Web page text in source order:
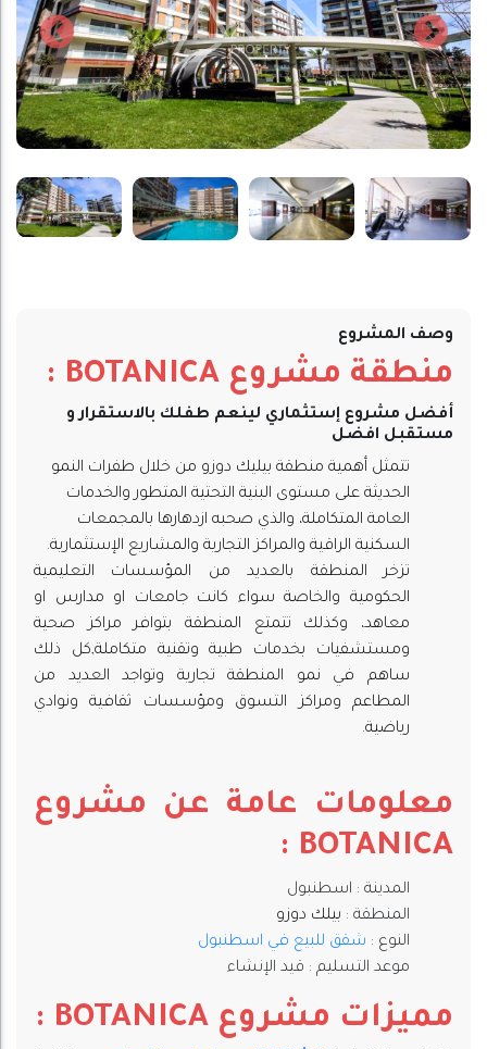
وصف المشروع
منطقة مشروع BOTANICA :
أفضل مشروع إستثماري لينعم طفلك بالاستقرار و
مستقبل افضل
تتمثل أهمية منطقة بيليك دوزو من خلال طفرات النمو
الحديثة على مستوى البنية التحتية المتطور والخدمات
العامة المتكاملة، والذي صحبه ازدهارها بالمجمعات
السكنية الراقية والمراكز التجارية والمشاريع الإستثمارية.
تزخر المنطقة بالعديد من المؤسسات التعليمية
الحكومية والخاصة سواء كانت جامعات او مدارس او
معاهد، وكذلك تتمتع المنطقة بتوافر مراكز صحية
ومستشفيات بخدمات طبية وتقنية متكاملة,كل ذلك
ساهم في نمو المنطقة تجارية وتواجد العديد من
المطاعم ومراكز التسوق ومؤسسات ثقافية ونوادي
رياضية.
معلومات عامة عن مشروع
BOTANICA :
المدينة : اسطنبول
المنطقة : بيلك دوزو
النوع : شقق للبيع في اسطنبول
موعد التسليم : قيد الإنشاء
مميزات مشروع BOTANICA :